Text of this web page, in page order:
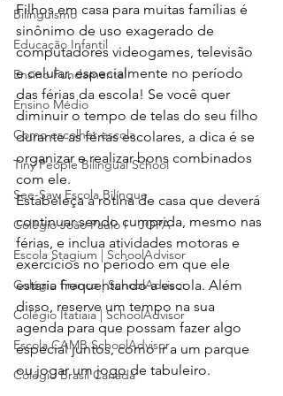
Bilinguismo
Educação Infantil
Ensino Fundamental
Ensino Médio
Como escolher escola
Tiny People Bilingual School
See-Saw Escola Bilíngue
Colégio João Paulo I - JOPA
Escola Stagium | SchoolAdvisor
Colégio Franco | SchoolAdvisor
Colégio Itatiaia | SchoolAdvisor
Escola CAMB SchoolAdvisor
Colégio Brasil Canadá
Filhos em casa para muitas famílias é
sinônimo de uso exagerado de
computadores videogames, televisão
e celular, especialmente no período
das férias da escola! Se você quer
diminuir o tempo de telas do seu filho
durante as férias escolares, a dica é se
organizar e realizar bons combinados
com ele.
Estabeleça a rotina de casa que deverá
continuar sendo cumprida, mesmo nas
férias, e inclua atividades motoras e
exercícios no período em que ele
estaria frequentando a escola. Além
disso, reserve um tempo na sua
agenda para que possam fazer algo
especial juntos, como ir a um parque
ou jogar um jogo de tabuleiro.